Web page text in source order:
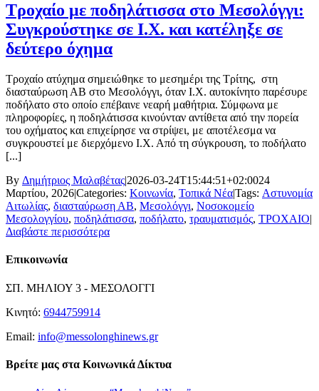
Τροχαίο με ποδηλάτισσα στο Μεσολόγγι:
Συγκρούστηκε σε Ι.Χ. και κατέληξε σε
δεύτερο όχημα
Τροχαίο ατύχημα σημειώθηκε το μεσημέρι της Τρίτης, στη
διασταύρωση ΑΒ στο Μεσολόγγι, όταν Ι.Χ. αυτοκίνητο παρέσυρε
ποδήλατο στο οποίο επέβαινε νεαρή μαθήτρια. Σύμφωνα με
πληροφορίες, η ποδηλάτισσα κινούνταν αντίθετα από την πορεία
του οχήματος και επιχείρησε να στρίψει, με αποτέλεσμα να
συγκρουστεί με διερχόμενο Ι.Χ. Από τη σύγκρουση, το ποδήλατο
[...]
By Δημήτριος Μαλαβέτας|2026-03-24T15:44:51+02:0024
Μαρτίου, 2026|Categories: Κοινωνία, Τοπικά Νέα|Tags: Αστυνομία
Αιτωλίας, διασταύρωση ΑΒ, Μεσολόγγι, Νοσοκομείο
Μεσολογγίου, ποδηλάτισσα, ποδήλατο, τραυματισμός, ΤΡΟΧΑΙΟ|
Διαβάστε περισσότερα
Επικοινωνία
ΣΠ. ΜΗΛΙΟΥ 3 - ΜΕΣΟΛΟΓΓΙ
Κινητό: 6944759914
Email: info@messolonghinews.gr
Βρείτε μας στα Κοινωνικά Δίκτυα